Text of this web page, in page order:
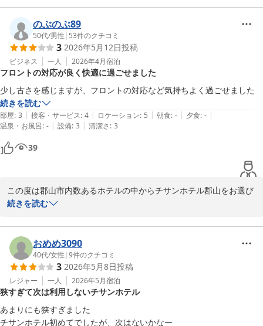
当ホテルはJR郡山駅西口より徒歩2分という立地にあり、多くのお
客様から利便性についてご好評をいただいております。
今後とも郡山へおこしの際も当ホテルをご指名いただければ幸いに
存じます。
この度はお忙しい中わざわざご投稿いただき誠にありがとうござい
ました。
また次回のご来館をスタッフ一同心よりお待ち申し上げます。
チサンホテル郡山
福重
またのお越しをスタッフ一同心よりお待ちしております。
2026-06-30
のぶのぶ89
50代/男性 | 53件のクチコミ
3 2026年5月12日投稿
ビジネス 一人 2026年4月宿泊
フロントの対応が良く快適に過ごせました
少し古さを感じますが、フロントの対応など気持ちよく過ごせました
続きを読む
部屋: 3 | 接客・サービス: 4 | ロケーション: 5 | 朝食: - | 夕食: - |
温泉・お風呂: - | 設備: 3 | 清潔さ: 3
39
この度は郡山市内数あるホテルの中からチサンホテル郡山をお選び
いただき誠に有難うございました。
今後とも郡山へおこしの折には当ホテルをご指名いただければ幸い
に存じます。
この度はお忙しい中わざわざご投稿いただき誠に有難うございまし
た。
またのご来館をスタッフ一同心よりお待ち申し上げます。
チサンホテル郡山
続きを読む
おめめ3090
40代/女性 |9件のクチコミ
3 2026年5月8日投稿
レジャー 一人 2026年5月宿泊
狭すぎて次は利用しないチサンホテル
あまりにも狭すぎました
チサンホテル初めてでしたが、次はないかなー